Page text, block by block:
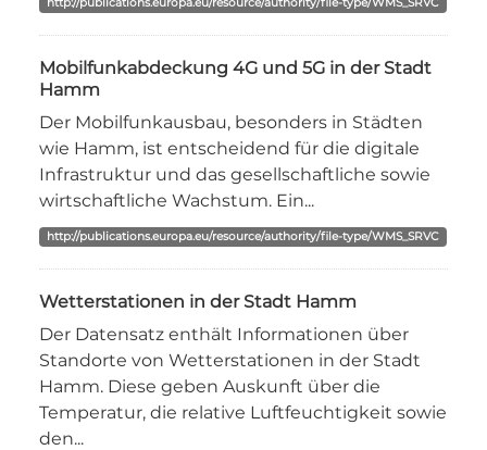
http://publications.europa.eu/resource/authority/file-type/WMS_SRVC
Mobilfunkabdeckung 4G und 5G in der Stadt
Hamm
Der Mobilfunkausbau, besonders in Städten
wie Hamm, ist entscheidend für die digitale
Infrastruktur und das gesellschaftliche sowie
wirtschaftliche Wachstum. Ein...
http://publications.europa.eu/resource/authority/file-type/WMS_SRVC
Wetterstationen in der Stadt Hamm
Der Datensatz enthält Informationen über
Standorte von Wetterstationen in der Stadt
Hamm. Diese geben Auskunft über die
Temperatur, die relative Luftfeuchtigkeit sowie
den...